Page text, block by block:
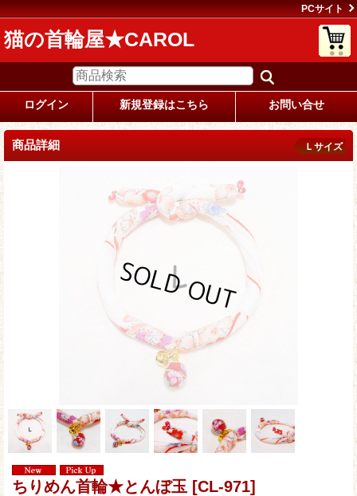
PCサイト
猫の首輪屋★CAROL
ログイン 新規登録はこちら お問い合せ
商品詳細 Ｌサイズ
ちりめん首輪★とんぼ玉 [CL-971]